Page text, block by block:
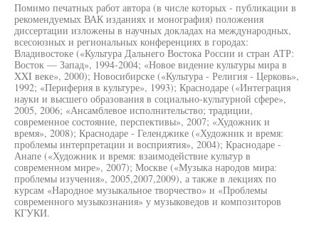
Помимо печатных работ автора (в числе которых - публикации в
рекомендуемых ВАК изданиях и монография) положения
диссертации изложены в научных докладах на международных,
всесоюзных и региональных конференциях в городах:
Владивостоке («Культура Дальнего Востока России и стран АТР:
Восток — Запад», 1994-2004; «Новое видение культуры мира в
XXI веке», 2000); Новосибирске («Культура - Религия - Церковь»,
1992; «Периферия в культуре», 1993); Краснодаре («Интеграция
науки и высшего образования в социально-культурной сфере»,
2005, 2006; «Ансамблевое исполнительство; традиции,
современное состояние, перспективы», 2007; «Художник и
время», 2008); Краснодаре - Геленджике («Художник и время:
проблемы интерпретации и восприятия», 2004); Краснодаре -
Анапе («Художник и время: взаимодействие культур в
современном мире», 2007); Москве («Музыка народов мира:
проблемы изучения», 2005,2007,2009), а также в лекциях по
курсам «Народное музыкальное творчество» и «Проблемы
современного музыкознания» у музыковедов и композиторов
КГУКИ.